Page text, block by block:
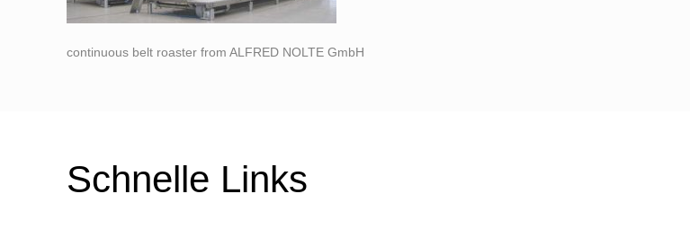
continuous belt roaster from ALFRED NOLTE GmbH
Schnelle Links